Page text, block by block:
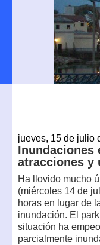
jueves, 15 de julio
Inundaciones
atracciones y
Ha llovido mucho
(miércoles 14 de
horas en lugar de
inundación. El
situación ha
parcialmente